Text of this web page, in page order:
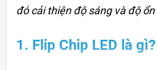
đó cải thiện độ sáng và độ
1. Flip Chip LED là gì?